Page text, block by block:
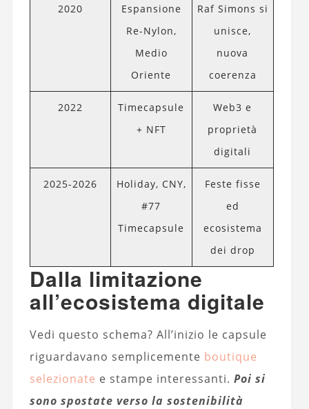
2020
Espansione
Re-Nylon,
Medio
Oriente
Raf Simons si
unisce,
nuova
coerenza
2022
Timecapsule
+ NFT
Web3 e
proprietà
digitali
2025-2026
Holiday, CNY,
#77
Timecapsule
Feste fisse
ed
ecosistema
dei drop
Dalla limitazione
all’ecosistema digitale
Vedi questo schema? All’inizio le capsule
riguardavano semplicemente boutique
selezionate e stampe interessanti. Poi si
sono spostate verso la sostenibilità